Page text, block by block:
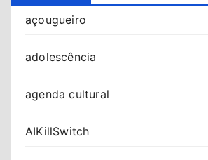
açougueiro
adolescência
agenda cultural
AIKillSwitch